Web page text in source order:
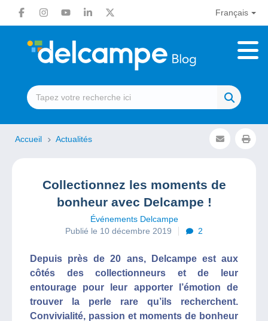
Français
Accueil Actualités
Collectionnez les moments de
bonheur avec Delcampe !
Événements Delcampe
Publié le 10 décembre 2019
2
Depuis près de 20 ans, Delcampe est aux
côtés des collectionneurs et de leur
entourage pour leur apporter l’émotion de
trouver la perle rare qu’ils recherchent.
Convivialité, passion et moments de bonheur